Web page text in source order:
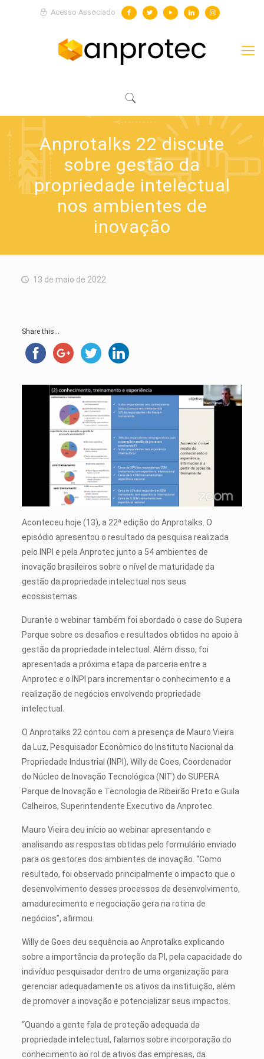
Acesso Associado
Anprotalks 22 discute
sobre gestão da
propriedade intelectual
nos ambientes de
inovação
13 de maio de 2022
Share this...
Aconteceu hoje (13), a 22ª edição do Anprotalks. O
episódio apresentou o resultado da pesquisa realizada
pelo INPI e pela Anprotec junto a 54 ambientes de
inovação brasileiros sobre o nível de maturidade da
gestão da propriedade intelectual nos seus
ecossistemas.
Durante o webinar também foi abordado o case do Supera
Parque sobre os desafios e resultados obtidos no apoio à
gestão da propriedade intelectual. Além disso, foi
apresentada a próxima etapa da parceria entre a
Anprotec e o INPI para incrementar o conhecimento e a
realização de negócios envolvendo propriedade
intelectual.
O Anprotalks 22 contou com a presença de Mauro Vieira
da Luz, Pesquisador Econômico do Instituto Nacional da
Propriedade Industrial (INPI), Willy de Goes, Coordenador
do Núcleo de Inovação Tecnológica (NIT) do SUPERA
Parque de Inovação e Tecnologia de Ribeirão Preto e Guila
Calheiros, Superintendente Executivo da Anprotec.
Mauro Vieira deu início ao webinar apresentando e
analisando as respostas obtidas pelo formulário enviado
para os gestores dos ambientes de inovação. “Como
resultado, foi observado principalmente o impacto que o
desenvolvimento desses processos de desenvolvimento,
amadurecimento e negociação gera na rotina de
negócios”, afirmou.
Willy de Goes deu sequência ao Anprotalks explicando
sobre a importância da proteção da PI, pela capacidade do
indivíduo pesquisador dentro de uma organização para
gerenciar adequadamente os ativos da instituição, além
de promover a inovação e potencializar seus impactos.
“Quando a gente fala de proteção adequada da
propriedade intelectual, falamos sobre incorporação do
conhecimento ao rol de ativos das empresas, da